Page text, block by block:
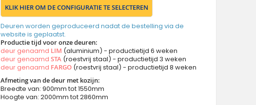
KLIK HIER OM DE CONFIGURATIE TE SELECTEREN
Deuren worden geproduceerd nadat de bestelling via de
website is geplaatst.
Productie tijd voor onze deuren:
deur genaamd LIM (aluminium) - productietijd 6 weken
deur genaamdSTA (roestvrij staal) - productietijd 3 weken
deur genaamd FARGO (roestvrij staal) - productietijd 8 weken
Afmeting van de deur met kozijn:
Breedte van: 900mm tot 1550mm
Hoogte van: 2000mm tot 2860mm